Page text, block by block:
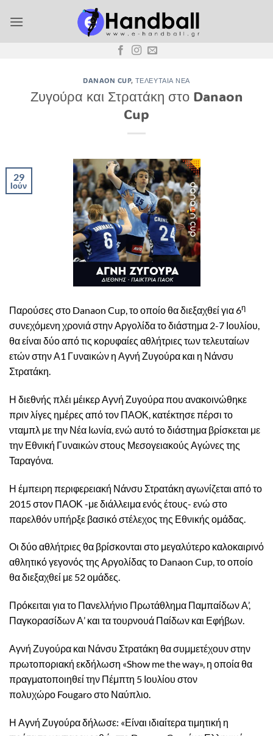
στο
DANAON CUP, ΤΕΛΕΥΤΑΊΑ ΝΈΑ
Ζυγούρα και Στρατάκη στο Danaon
Cup
29
Ιούν
Παρούσες στο Danaon Cup, το οποίο θα διεξαχθεί για 6η
συνεχόμενη χρονιά στην Αργολίδα το διάστημα 2-7 Ιουλίου,
θα είναι δύο από τις κορυφαίες αθλήτριες των τελευταίων
ετών στην Α1 Γυναικών η Αγνή Ζυγούρα και η Νάνσυ
Στρατάκη.
Η διεθνής πλέι μέικερ Αγνή Ζυγούρα που ανακοινώθηκε
πριν λίγες ημέρες από τον ΠΑΟΚ, κατέκτησε πέρσι το
νταμπλ με την Νέα Ιωνία, ενώ αυτό το διάστημα βρίσκεται με
την Εθνική Γυναικών στους Μεσογειακούς Αγώνες της
Ταραγόνα.
Η έμπειρη περιφερειακή Νάνσυ Στρατάκη αγωνίζεται από το
2015 στον ΠΑΟΚ -με διάλλειμα ενός έτους- ενώ στο
παρελθόν υπήρξε βασικό στέλεχος της Εθνικής ομάδας.
Οι δύο αθλήτριες θα βρίσκονται στο μεγαλύτερο καλοκαιρινό
αθλητικό γεγονός της Αργολίδας το Danaon Cup, το οποίο
θα διεξαχθεί με 52 ομάδες.
Πρόκειται για το Πανελλήνιο Πρωτάθλημα Παμπαίδων Α’,
Παγκορασίδων Α’ και τα τουρνουά Παίδων και Εφήβων.
Αγνή Ζυγούρα και Νάνσυ Στρατάκη θα συμμετέχουν στην
πρωτοποριακή εκδήλωση «Show me the way», η οποία θα
πραγματοποιηθεί την Πέμπτη 5 Ιουλίου στον
πολυχώρο Fougaro στο Ναύπλιο.
Η Αγνή Ζυγούρα δήλωσε: «Είναι ιδιαίτερα τιμητική η